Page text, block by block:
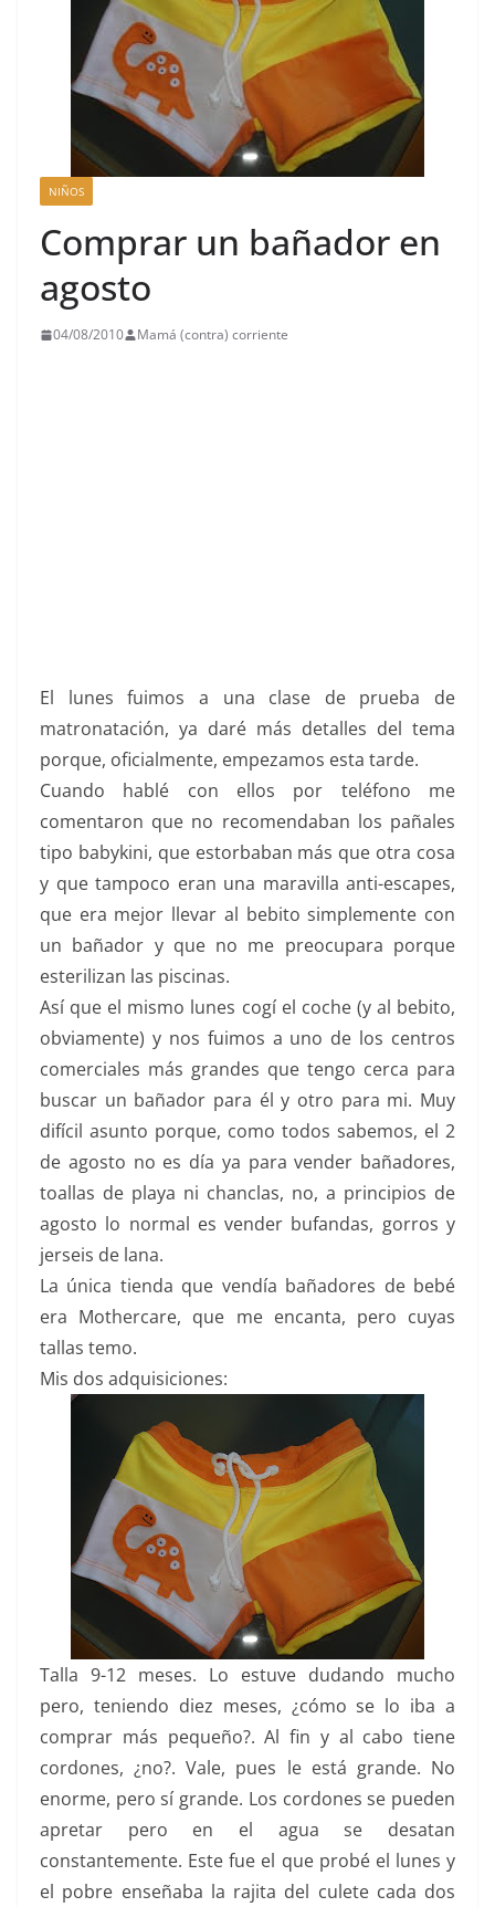
NIÑOS
Comprar un bañador en
agosto
04/08/2010 Mamá (contra) corriente
El lunes fuimos a una clase de prueba de
matronatación, ya daré más detalles del tema
porque, oficialmente, empezamos esta tarde.
Cuando hablé con ellos por teléfono me
comentaron que no recomendaban los pañales
tipo babykini, que estorbaban más que otra cosa
y que tampoco eran una maravilla anti-escapes,
que era mejor llevar al bebito simplemente con
un bañador y que no me preocupara porque
esterilizan las piscinas.
Así que el mismo lunes cogí el coche (y al bebito,
obviamente) y nos fuimos a uno de los centros
comerciales más grandes que tengo cerca para
buscar un bañador para él y otro para mi. Muy
difícil asunto porque, como todos sabemos, el 2
de agosto no es día ya para vender bañadores,
toallas de playa ni chanclas, no, a principios de
agosto lo normal es vender bufandas, gorros y
jerseis de lana.
La única tienda que vendía bañadores de bebé
era Mothercare, que me encanta, pero cuyas
tallas temo.
Mis dos adquisiciones:
Talla 9-12 meses. Lo estuve dudando mucho
pero, teniendo diez meses, ¿cómo se lo iba a
comprar más pequeño?. Al fin y al cabo tiene
cordones, ¿no?. Vale, pues le está grande. No
enorme, pero sí grande. Los cordones se pueden
apretar pero en el agua se desatan
constantemente. Este fue el que probé el lunes y
el pobre enseñaba la rajita del culete cada dos